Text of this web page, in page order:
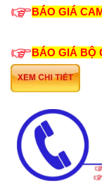
BÁO GIÁ
BÁO GIÁ BỘ